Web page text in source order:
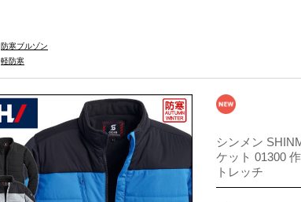
防寒ブルゾン
軽防寒
シンメン
ケット 01300
トレッチ